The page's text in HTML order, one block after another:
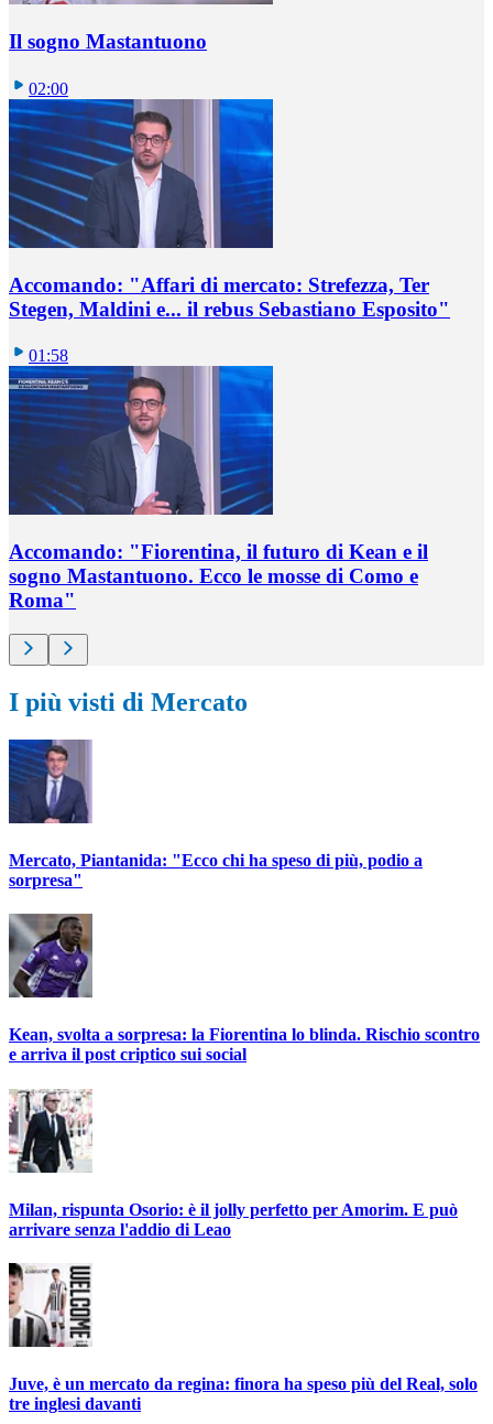
Il sogno Mastantuono
02:00
Accomando: "Affari di mercato: Strefezza, Ter
Stegen, Maldini e... il rebus Sebastiano Esposito"
01:58
Accomando: "Fiorentina, il futuro di Kean e il
sogno Mastantuono. Ecco le mosse di Como e
Roma"
I più visti di Mercato
Mercato, Piantanida: "Ecco chi ha speso di più, podio a
sorpresa"
Kean, svolta a sorpresa: la Fiorentina lo blinda. Rischio scontro
e arriva il post criptico sui social
Milan, rispunta Osorio: è il jolly perfetto per Amorim. E può
arrivare senza l'addio di Leao
Juve, è un mercato da regina: finora ha speso più del Real, solo
tre inglesi davanti